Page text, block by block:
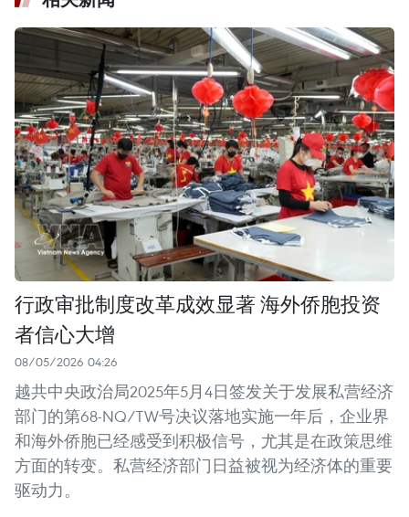
行政审批制度改革成效显著 海外侨胞投资
者信心大增
08/05/2026 04:26
越共中央政治局2025年5月4日签发关于发展私营经济
部门的第68-NQ/TW号决议落地实施一年后，企业界
和海外侨胞已经感受到积极信号，尤其是在政策思维
方面的转变。私营经济部门日益被视为经济体的重要
驱动力。